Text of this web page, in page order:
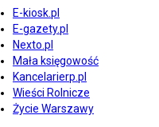
E-kiosk.pl
E-gazety.pl
Nexto.pl
Mała księgowość
Kancelarierp.pl
Wieści Rolnicze
Życie Warszawy